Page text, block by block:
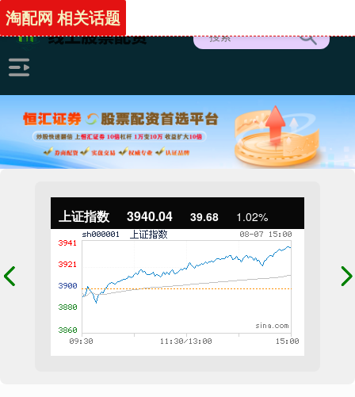
上证指数 3940.04 39.68 1.02%
淘配网 相关话题